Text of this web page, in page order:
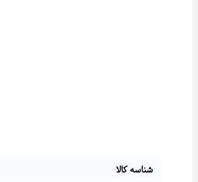
شناسه کالا